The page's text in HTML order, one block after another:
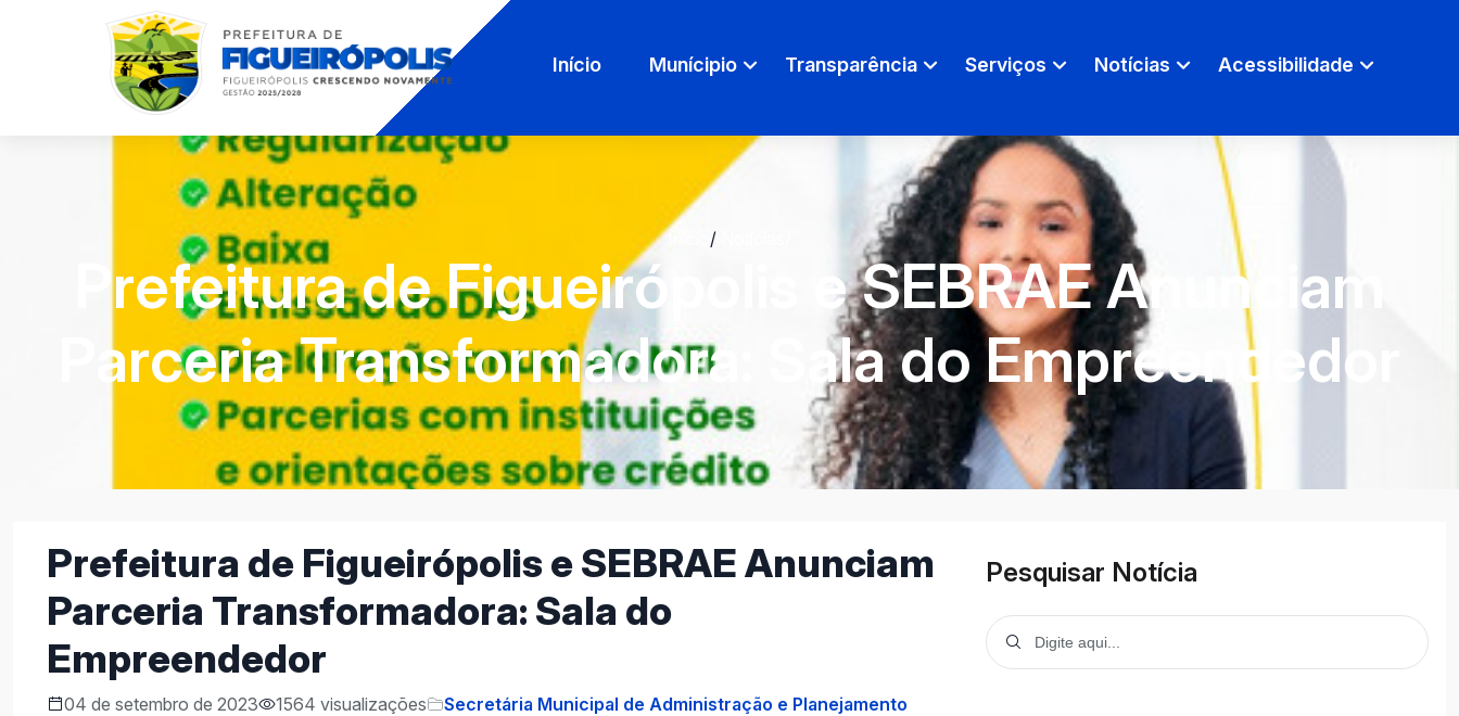
Início Munícipio Transparência Serviços Notícias Acessibilidade
/
Prefeitura de Figueirópolis e SEBRAE Anunciam
Parceria Transformadora: Sala do Empreendedor
Prefeitura de Figueirópolis e SEBRAE Anunciam
Parceria Transformadora: Sala do
Empreendedor
04 de setembro de 2023 1564 visualizações
Secretária Municipal de Administração e Planejamento
Pesquisar Notícia